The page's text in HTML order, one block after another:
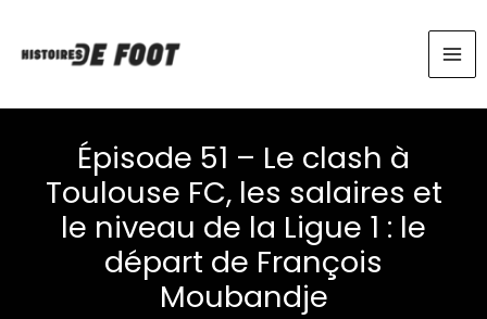
Épisode 51 – Le clash à
Toulouse FC, les salaires et
le niveau de la Ligue 1 : le
départ de François
Moubandje